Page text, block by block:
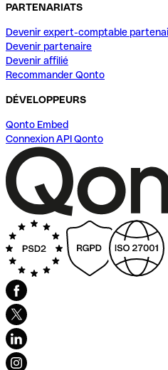
PARTENARIATS
Devenir expert-comptable
Devenir partenaire
Devenir affilié
Recommander Qonto
DÉVELOPPEURS
Qonto Embed
Connexion API Qonto